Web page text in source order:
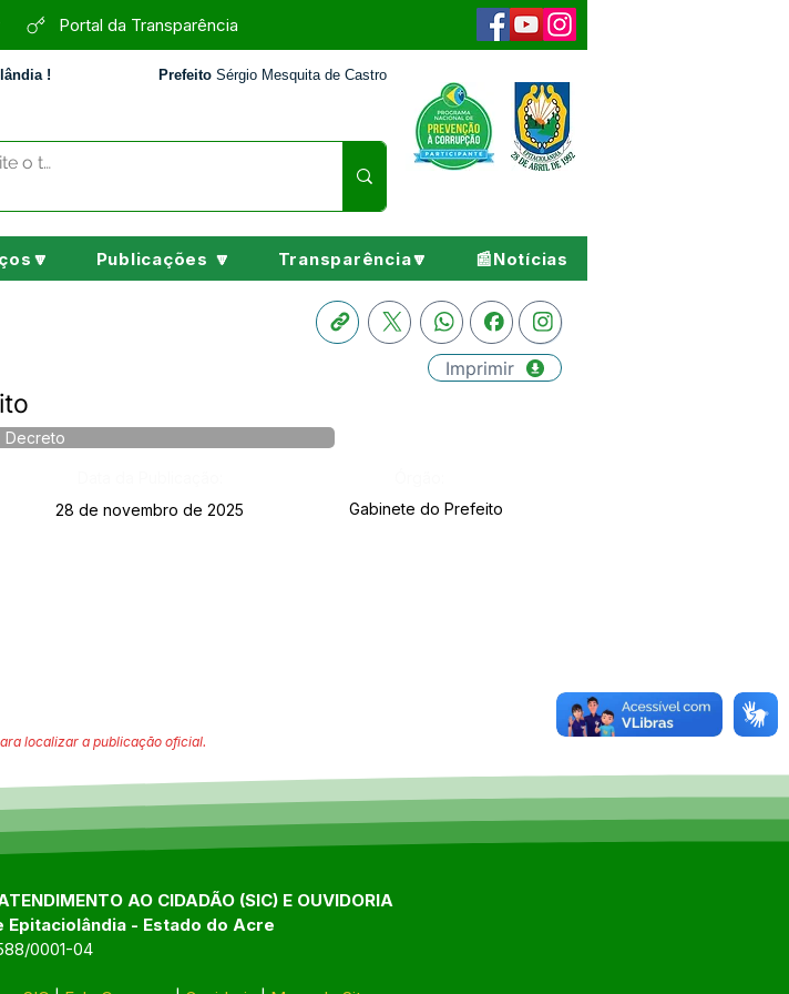
Portal da Transparência
! Prefeito Sérgio Mesquita de Castro
Publicações 🔽 Transparência🔽 📰Notícias
Imprimir
Decreto
28 de novembro de 2025 Gabinete do Prefeito
localizar a publicação oficial.
AO CIDADÃO (SIC) E OUVIDORIA
Epitaciolândia - Estado do Acre
0001-04